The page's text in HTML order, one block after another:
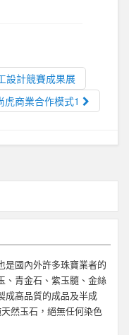
設計競賽成果展
虎商業合作模式1
是國內外許多珠寶業者的
、青金石、紫玉髓、金絲
成高品質的成品及半成
然玉石，絕無任何染色